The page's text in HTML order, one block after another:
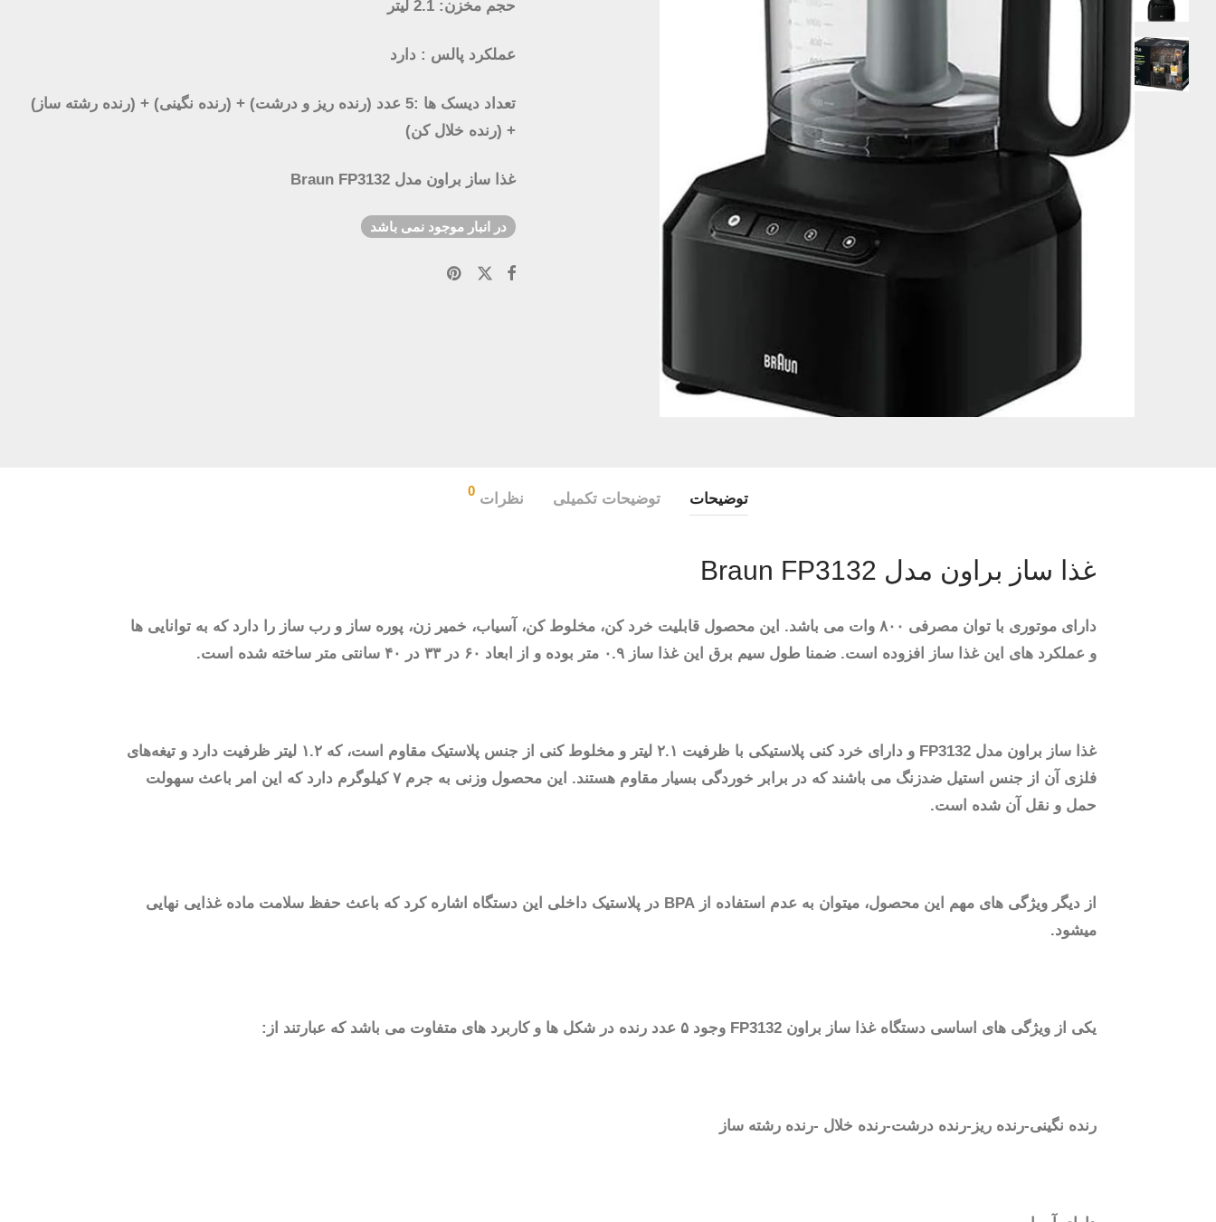
حجم مخزن: 2.1 لیتر
عملکرد پالس : دارد
تعداد دیسک ها :5 عدد (رنده ریز و درشت) + (رنده نگینی) + (رنده رشته ساز)
+ (رنده خلال کن)
غذا ساز براون مدل Braun FP3132
در انبار موجود نمی باشد
توضیحات توضیحات تکمیلی نظرات 0
غذا ساز براون مدل Braun FP3132
دارای موتوری با توان مصرفی ۸۰۰ وات می باشد. این محصول قابلیت خرد کن، مخلوط کن، آسیاب، خمیر زن، پوره ساز و رب ساز را دارد که به توانایی ها
و عملکرد های این غذا ساز افزوده است. ضمنا طول سیم برق این غذا ساز ۰.۹ متر بوده و از ابعاد ۶۰ در ۳۳ در ۴۰ سانتی متر ساخته شده است.
غذا ساز براون مدل FP3132 و دارای خرد کنی پلاستیکی با ظرفیت ۲.۱ لیتر و مخلوط کنی از جنس پلاستیک مقاوم است، که ۱.۲ لیتر ظرفیت دارد و تیغه‌های
فلزی آن از جنس استیل ضدزنگ می باشند که در برابر خوردگی بسیار مقاوم هستند. این محصول وزنی به جرم ۷ کیلوگرم دارد که این امر باعث سهولت
حمل و نقل آن شده است.
از دیگر ویژگی های مهم این محصول، میتوان به عدم استفاده از BPA در پلاستیک داخلی این دستگاه اشاره کرد که باعث حفظ سلامت ماده غذایی نهایی
میشود.
یکی از ویژگی های اساسی دستگاه غذا ساز براون FP3132 وجود ۵ عدد رنده در شکل ها و کاربرد های متفاوت می باشد که عبارتند از:
رنده نگینی-رنده ریز-رنده درشت-رنده خلال -رنده رشته ساز